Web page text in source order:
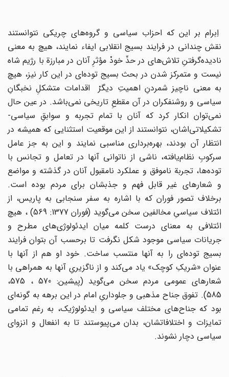
‌اِبرام‌ بر این‌ که‌ احزاب‌ سیاسی‌ و گروه‌های‌ چریکی‌ نتوانستند
نقش‌ چندانی‌ در فرایند بسیج‌ انقلابی‌ ایفاء نمایند، هیچ‌ به‌ معنی‌
نادیده‌گرفتنِ تلاش‌های‌ در حدِّ خودْ مؤثرِ آنان‌ در مبارزة‌ با رژیم‌ شاه‌
نیست‌ و متمرکز شدن‌ در بحث‌ بسیج‌ توده‌ای‌ در این‌ کار نیز، هیچ‌
به‌ معنی‌ ناچیز شمردنِ اهمیتِ دیگرْ اقدامات‌ متشکلِ نخبگان‌ِ
سیاسی‌ و روشنفکران‌ در آن‌ مقطع‌ِ تاریخی‌ نمی‌باشد. در عین‌ حال‌
نمی‌توان‌ انکار کرد که‌ آنان‌ با تمام‌ تجربه‌ و سوابقِ سیاسی‌-
تشکیلاتی‌اشان‌، نتوانستند از این‌ موقعیت‌ استثنایی‌ که‌ همیشه‌ در
انتظار آن‌ بودند، بهره‌برداری‌ مناسبی‌ نمایند و این‌ به‌ جز عامل‌
سرکوب‌ِ نظام‌یافته‌، ناشی‌ از ناتوانی‌ آنها در تعامل‌ و تجانس‌ با
توده‌ها، تجربة‌ ناموفق‌ و عملکرد نامقبول‌ آنان‌ در گذشته‌ و مواضع‌
و شعارهای‌ غیر قابل‌ فهم‌ و جذبشان‌ برای‌ مردم‌ بوده‌ است‌.
برخلاف‌ تصور فوران‌ که‌ با اشاره‌ به ‌سفر سنجابی‌ به‌ پاریس‌، از
ائتلاف‌ سیاسی‌ِ مخالفین‌ سخن‌ می‌گوید (فوران 1377‌: 569) ، هیچ‌
ائتلافی‌ به‌ معنای‌ درست‌ کلمه‌ میان‌ ایدئولوژی‌های‌ مطرح‌ و
جریانات‌ سیاسی‌ موجود شکل‌ نگرفت‌ تا برحسب‌ آن‌ بتوان‌ فرایند
بسیج‌ توده‌ای‌ را به‌ آنها منتسب‌ ساخت‌. خود او هم‌ از آنها با
عنوان‌ «شریکِ کوچک‌» یاد می‌کند و از ناگزیری‌ِ آنها به‌ همراهی‌ با
شعارهای‌ عمومی‌ مردم‌ سخن‌ می‌گوید (پیشین‌: 570 ، 575،
585). تفوق‌ جناح‌ مذهبی‌ و جلوداریِ امام‌ در این‌ برهه‌ به‌ گونه‌ای‌
بود که‌ جناح‌های‌ مختلف‌ سیاسی‌ و ایدئولوژیک‌، به‌ رغم‌ تمامی
تمایزات‌ و اختلافاتشان‌، بدان‌ می‌پیوستند تا به‌ انفعال‌ و انزوای‌
سیاسی‌ دچار نشوند.